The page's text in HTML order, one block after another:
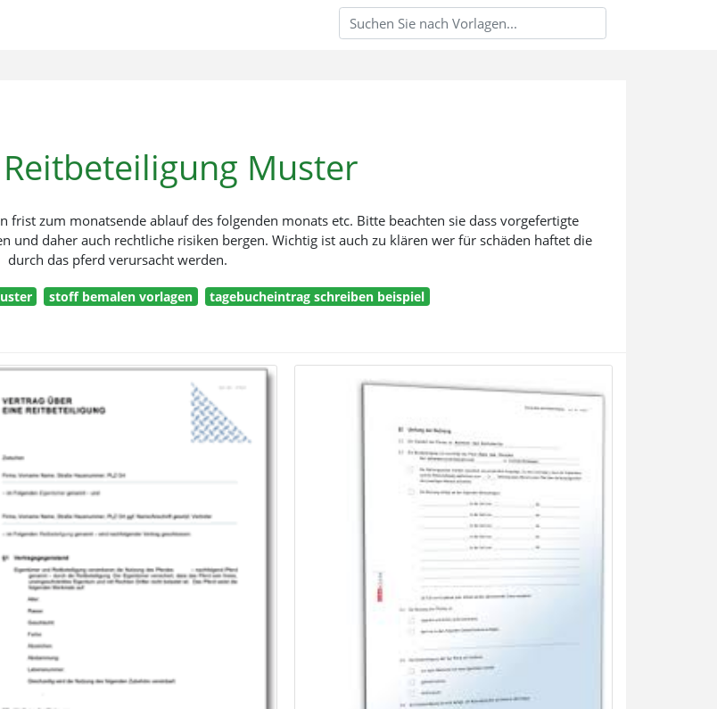
Muster
zum monatsende ablauf des folgenden monats etc. Bitte beachten sie dass vorgefertigte
daher auch rechtliche risiken bergen. Wichtig ist auch zu klären wer für schäden haftet die
durch das pferd verursacht werden.
stoff bemalen vorlagen tagebucheintrag schreiben beispiel